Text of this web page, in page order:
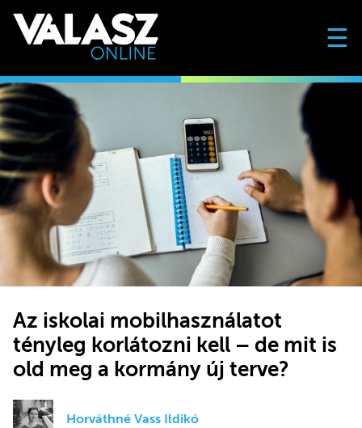
☰
Az iskolai mobilhasználatot
tényleg korlátozni kell – de mit is
old meg a kormány új terve?
Horváthné Vass Ildikó